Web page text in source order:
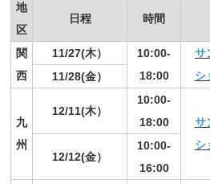
地
区
日程 時間
関
西
11/27(木）
10:00-
18:00
サ
シ
11/28(金）
九
州
12/11(木）
10:00-
18:00
サ
シ
12/12(金）
10:00-
16:00